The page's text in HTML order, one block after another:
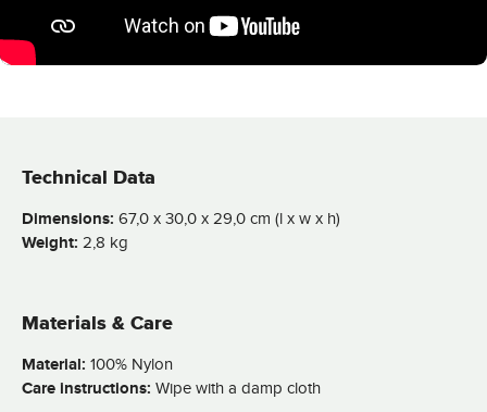
Technical Data
Dimensions: 67,0 x 30,0 x 29,0 cm (l x w x h)
Weight: 2,8 kg
Materials & Care
Material: 100% Nylon
Care instructions: Wipe with a damp cloth